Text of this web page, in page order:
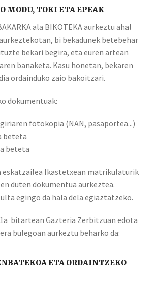
MODU, TOKI ETA EPEAK
ala BIKOTEKA aurkeztu ahal
bi bekadunek betebehar
bekari begira, eta euren artean
banaketa. Kasu honetan, bekaren
ordainduko zaio bakoitzari.
dokumentuak:
fotokopia (NAN, pasaportea...)
beteta
beteta
eskatzailea Ikastetxean matrikulaturik
duten dokumentua aurkeztea.
egingo da hala dela egiaztatzeko.
bitartean Gazteria Zerbitzuan edota
bulegoan aurkeztu beharko da:
ETA ORDAINTZEKO